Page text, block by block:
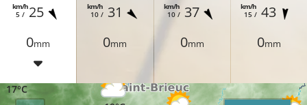
5 /
km/h25
0mm
10 /
km/h 31
0mm
10 /
km/h 37
0mm
15 /
km/h 43
0mm
17°C